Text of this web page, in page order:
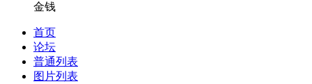
金钱
首页
论坛
普通列表
图片列表